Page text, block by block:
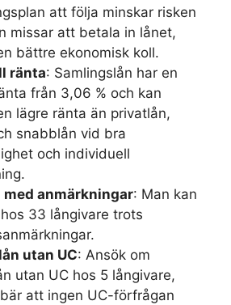
att följa minskar risken
missar att betala in lånet,
bättre ekonomisk koll.
ränta: Samlingslån har en
från 3,06 % och kan
lägre ränta än privatlån,
snabblån vid bra
och individuell
med anmärkningar: Man kan
33 långivare trots
utan UC: Ansök om
utan UC hos 5 långivare,
att ingen UC-förfrågan